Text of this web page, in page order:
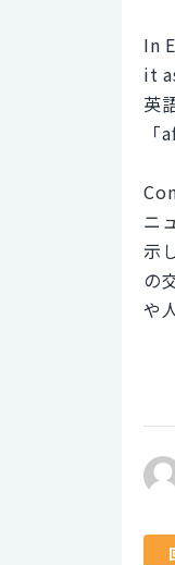
In
it
英
ニ
示
の
や